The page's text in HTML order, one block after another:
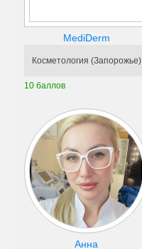
MediDerm
Косметология (Запорожье)
10 баллов
Анна